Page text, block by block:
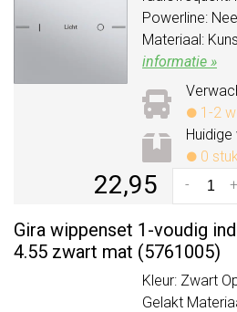
Powerline:
Materiaal:
informatie »
1-2
0
22,95 +
-
Gira wippenset 1-voudig
4.55 zwart mat (5761005)
Kleur: Zwart
Gelakt